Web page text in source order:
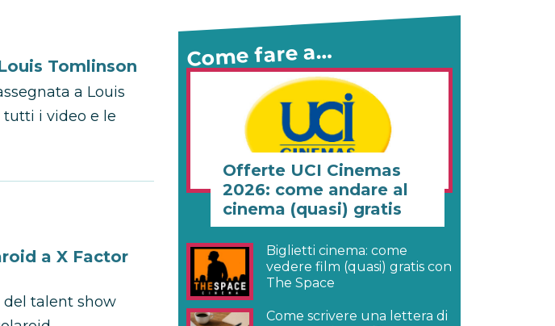
Tomlinson
a Louis
tutti i video e le
a X Factor
del talent show
Come fare a…
Offerte UCI Cinemas
2026: come andare al
cinema (quasi) gratis
Biglietti cinema: come
vedere film (quasi) gratis con
The Space
Come scrivere una lettera di